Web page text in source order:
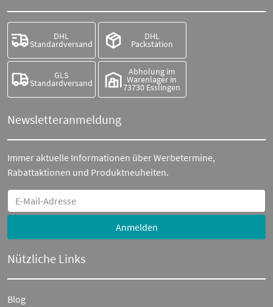
DHL
Standardversand
DHL
Packstation
GLS
Standardversand
Abholung im
Warenlager in
73730 Esslingen
Newsletteranmeldung
Immer aktuelle Informationen über Werbetermine,
Rabattaktionen und Produktneuheiten.
Anmelden
Nützliche Links
Blog